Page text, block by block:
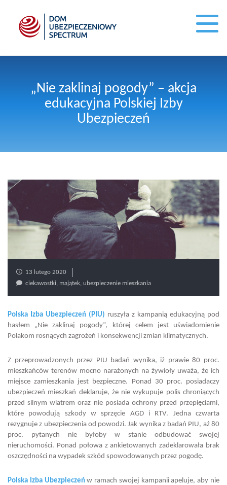
„Nie zaklinaj pogody” – akcja
edukacyjna Polskiej Izby
Ubezpieczeń
13 lutego 2020
ciekawostki, majątek, ubezpieczenie mieszkania
Polska Izba Ubezpieczeń (PIU) ruszyła z kampanią edukacyjną pod
hasłem „Nie zaklinaj pogody”, której celem jest uświadomienie
Polakom rosnących zagrożeń i konsekwencji zmian klimatycznych.
Z przeprowadzonych przez PIU badań wynika, iż prawie 80 proc.
mieszkańców terenów mocno narażonych na żywioły uważa, że ich
miejsce zamieszkania jest bezpieczne. Ponad 30 proc. posiadaczy
ubezpieczeń mieszkań deklaruje, że nie wykupuje polis chroniących
przed silnym wiatrem oraz nie posiada ochrony przed przepięciami,
które powodują szkody w sprzęcie AGD i RTV. Jedna czwarta
rezygnuje z ubezpieczenia od powodzi. Jak wynika z badań PIU, aż 80
proc. pytanych nie byłoby w stanie odbudować swojej
nieruchomości. Ponad połowa z ankietowanych zadeklarowała brak
oszczędności na wypadek szkód spowodowanych przez pogodę.
Polska Izba Ubezpieczeńw ramach swojej kampanii apeluje, aby nie